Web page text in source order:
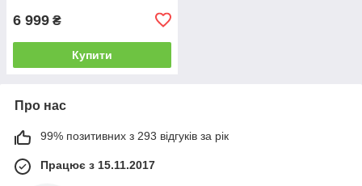
6 999 ₴
Купити
Про нас
99% позитивних з 293 відгуків за рік
Працює з 15.11.2017